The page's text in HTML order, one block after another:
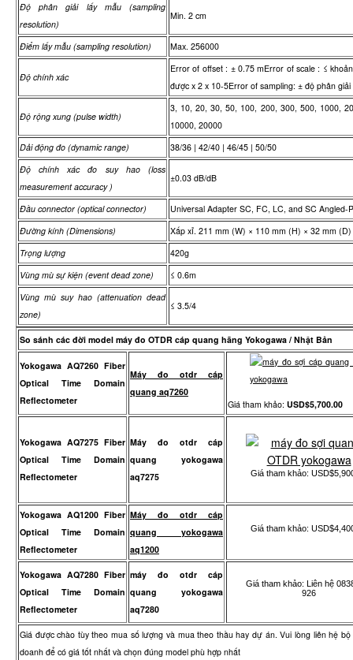
Độ phân giải lấy mẫu (sampling
resolution)
Min. 2 cm
Điểm lấy mẫu (sampling resolution) Max. 256000
Độ chính xác
Error of offset : ± 0.75 mError of scale : ≤
được x 2 x 10-5Error of sampling: ± độ phân giải
Độ rộng xung (pulse width)
3, 10, 20, 30, 50, 100, 200, 300, 500, 1000,
10000, 20000
Dải động đo (dynamic range)
38/36 | 42/40 | 46/45 | 50/50
Độ chính xác đo suy hao (loss
measurement accuracy )
±0.03 dB/dB
Đầu connector (optical connector)
Universal Adapter SC, FC, LC, and SC Angled-
Đường kính (Dimensions)
Xấp xỉ. 211 mm (W) × 110 mm (H) × 32 mm (D)
Trọng lượng
420g
Vùng mù sự kiện (event dead zone)
≤ 0.6m
Vùng mù suy hao (attenuation dead
zone)
≤ 3.5/4
So sánh các đời model máy đo OTDR cáp quang hãng Yokogawa / Nhật Bản
Yokogawa AQ7260 Fiber
Optical Time Domain
Reflectometer
Máy đo otdr cáp
quang aq7260
Giá tham khảo: USD$5,700.00
Yokogawa AQ7275 Fiber
Optical Time Domain
Reflectometer
Máy đo otdr cáp
quang yokogawa
aq7275
Giá tham khảo:
Yokogawa AQ1200 Fiber
Optical Time Domain
Reflectometer
Máy đo otdr cáp
quang yokogawa
aq1200
Giá tham khảo:
Yokogawa AQ7280 Fiber
Optical Time Domain
Reflectometer
máy đo otdr cáp
quang yokogawa
aq7280
Giá tham khảo: Liên hệ
926
Giá được chào tùy theo mua số lượng và mua theo thầu hay dự án. Vui lòng liên hệ bộ
doanh để có giá tốt nhất và chọn đúng model phù hợp nhất